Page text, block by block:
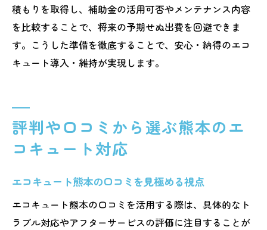
積もりを取得し、補助金の活用可否やメンテナンス内容
を比較することで、将来の予期せぬ出費を回避できま
す。こうした準備を徹底することで、安心・納得のエコ
キュート導入・維持が実現します。
評判や口コミから選ぶ熊本のエ
コキュート対応
エコキュート熊本の口コミを見極める視点
エコキュート熊本の口コミを活用する際は、具体的なト
ラブル対応やアフターサービスの評価に注目することが